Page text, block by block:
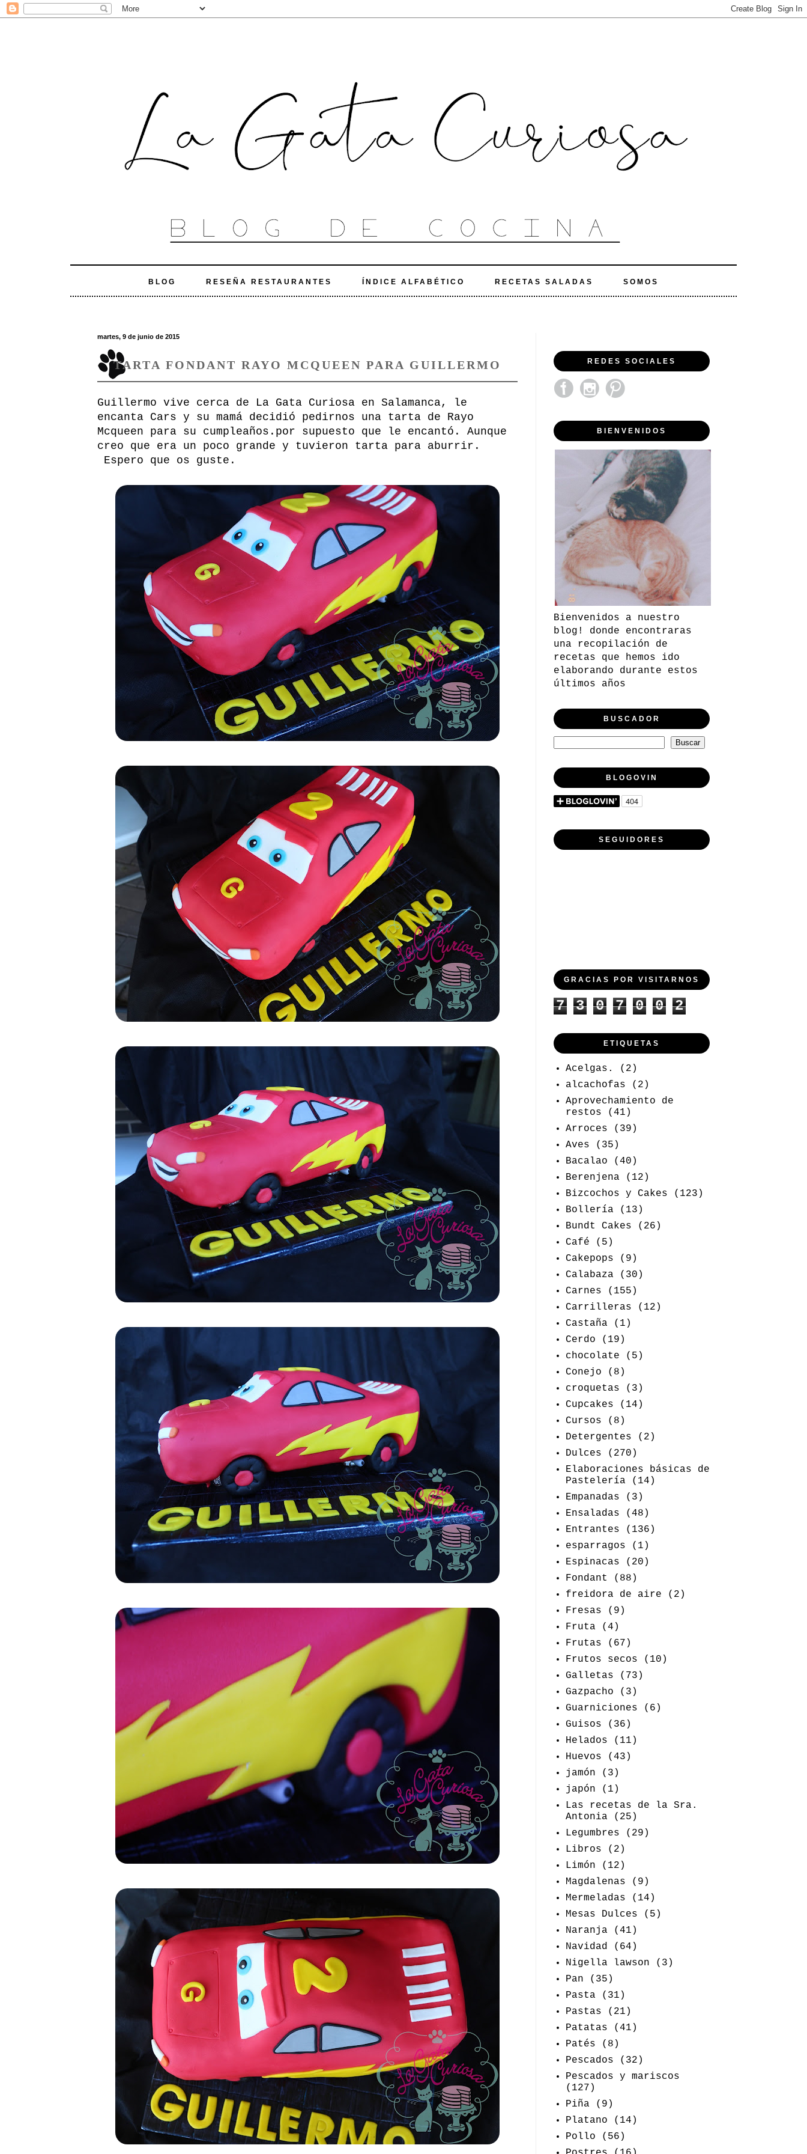
BLOG RESEÑA RESTAURANTES ÍNDICE ALFABÉTICO RECETAS SALADAS SOMOS
martes, 9 de junio de 2015
TARTA FONDANT RAYO MCQUEEN PARA GUILLERMO
Guillermo vive cerca de La Gata Curiosa en Salamanca, le
encanta Cars y su mamá decidió pedirnos una tarta de Rayo
Mcqueen para su cumpleaños.por supuesto que le encantó. Aunque
creo que era un poco grande y tuvieron tarta para aburrir.
Espero que os guste.
REDES SOCIALES
BIENVENIDOS
Bienvenidos a nuestro
blog! donde encontraras
una recopilación de
recetas que hemos ido
elaborando durante estos
últimos años
BUSCADOR
BLOGOVIN
SEGUIDORES
GRACIAS POR VISITARNOS
7 3 0 7 0 0 2
ETIQUETAS
Acelgas.
(2)
alcachofas
(2)
Aprovechamiento de
restos
(41)
Arroces
(39)
Aves
(35)
Bacalao
(40)
Berenjena
(12)
Bizcochos y Cakes
(123)
Bollería
(13)
Bundt Cakes
(26)
Café
(5)
Cakepops
(9)
Calabaza
(30)
Carnes
(155)
Carrilleras
(12)
Castaña
(1)
Cerdo
(19)
chocolate
(5)
Conejo
(8)
croquetas
(3)
Cupcakes
(14)
Cursos
(8)
Detergentes
(2)
Dulces
(270)
Elaboraciones básicas de
Pastelería
(14)
Empanadas
(3)
Ensaladas
(48)
Entrantes
(136)
esparragos
(1)
Espinacas
(20)
Fondant
(88)
freidora de aire
(2)
Fresas
(9)
Fruta
(4)
Frutas
(67)
Frutos secos
(10)
Galletas
(73)
Gazpacho
(3)
Guarniciones
(6)
Guisos
(36)
Helados
(11)
Huevos
(43)
jamón
(3)
japón
(1)
Las recetas de la Sra.
Antonia
(25)
Legumbres
(29)
Libros
(2)
Limón
(12)
Magdalenas
(9)
Mermeladas
(14)
Mesas Dulces
(5)
Naranja
(41)
Navidad
(64)
Nigella lawson
(3)
Pan
(35)
Pasta
(31)
Pastas
(21)
Patatas
(41)
Patés
(8)
Pescados
(32)
Pescados y mariscos
(127)
Piña
(9)
Platano
(14)
Pollo
(56)